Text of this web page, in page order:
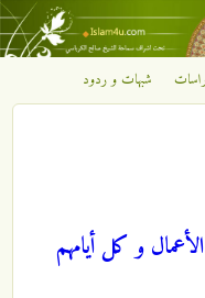
شبهات و ردود
و كل أيامهم